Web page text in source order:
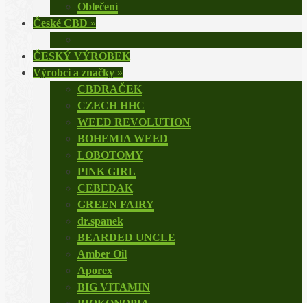
Oblečení
České CBD »
ČESKÝ VÝROBEK
Výrobci a značky »
CBDRAČEK
CZECH HHC
WEED REVOLUTION
BOHEMIA WEED
LOBOTOMY
PINK GIRL
CEBEDAK
GREEN FAIRY
dr.spanek
BEARDED UNCLE
Amber Oil
Aporex
BIG VITAMIN